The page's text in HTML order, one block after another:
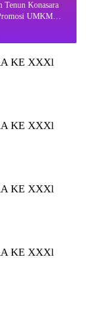
Tenun Konasara
UMKM
KE XXXl
KE XXXl
KE XXXl
KE XXXl